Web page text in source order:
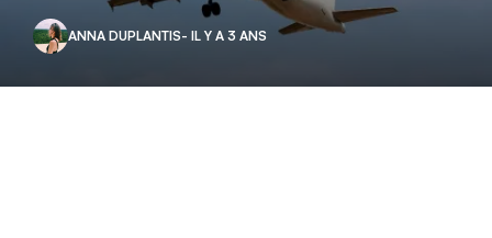
ANNA DUPLANTIS- IL Y A 3 ANS